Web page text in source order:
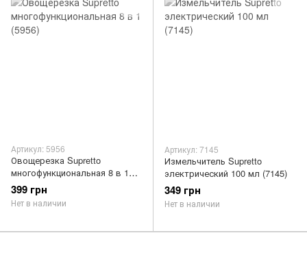
Артикул: 5956
Овощерезка Supretto
многофункциональная 8 в 1
(5956)
399 грн
Нет в наличии
Артикул: 7145
Измельчитель Supretto
электрический 100 мл (7145)
349 грн
Нет в наличии